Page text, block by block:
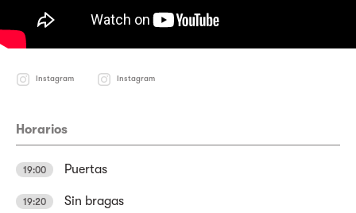
Instagram Instagram
Horarios
19:00 Puertas
19:20 Sin bragas